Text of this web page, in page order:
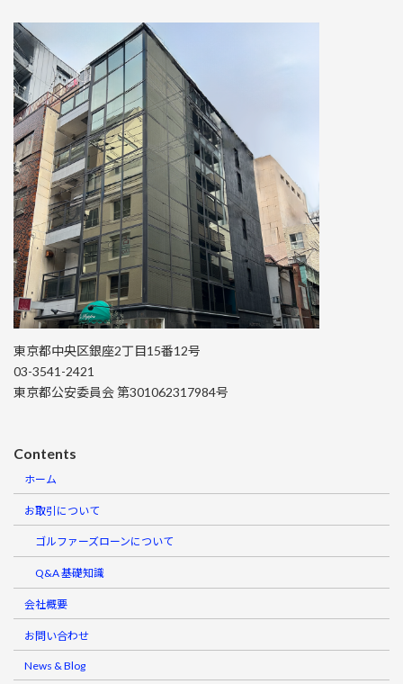
東京都中央区銀座2丁目15番12号
03-3541-2421
東京都公安委員会 第301062317984号
Contents
ホーム
お取引について
ゴルファーズローンについて
Q&A 基礎知識
会社概要
お問い合わせ
News & Blog